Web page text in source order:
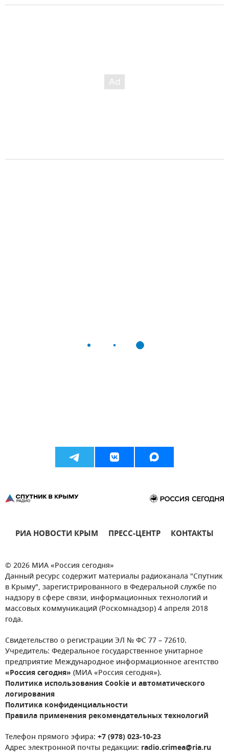
РИА НОВОСТИ КРЫМ ПРЕСС-ЦЕНТР КОНТАКТЫ
© 2026 МИА «Россия сегодня»
Данный ресурс содержит материалы радиоканала "Спутник
в Крыму", зарегистрированного в Федеральной службе по
надзору в сфере связи, информационных технологий и
массовых коммуникаций (Роскомнадзор) 4 апреля 2018
года.
Свидетельство о регистрации ЭЛ № ФС 77 – 72610.
Учредитель: Федеральное государственное унитарное
предприятие Международное информационное агентство
«Россия сегодня» (МИА «Россия сегодня»).
Политика использования Cookie и автоматического
логирования
Политика конфиденциальности
Правила применения рекомендательных технологий
Телефон прямого эфира: +7 (978) 023-10-23
Адрес электронной почты редакции: radio.crimea@ria.ru